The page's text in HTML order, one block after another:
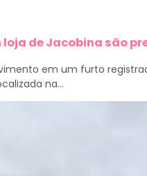
de Jacobina são
em um furto
na...